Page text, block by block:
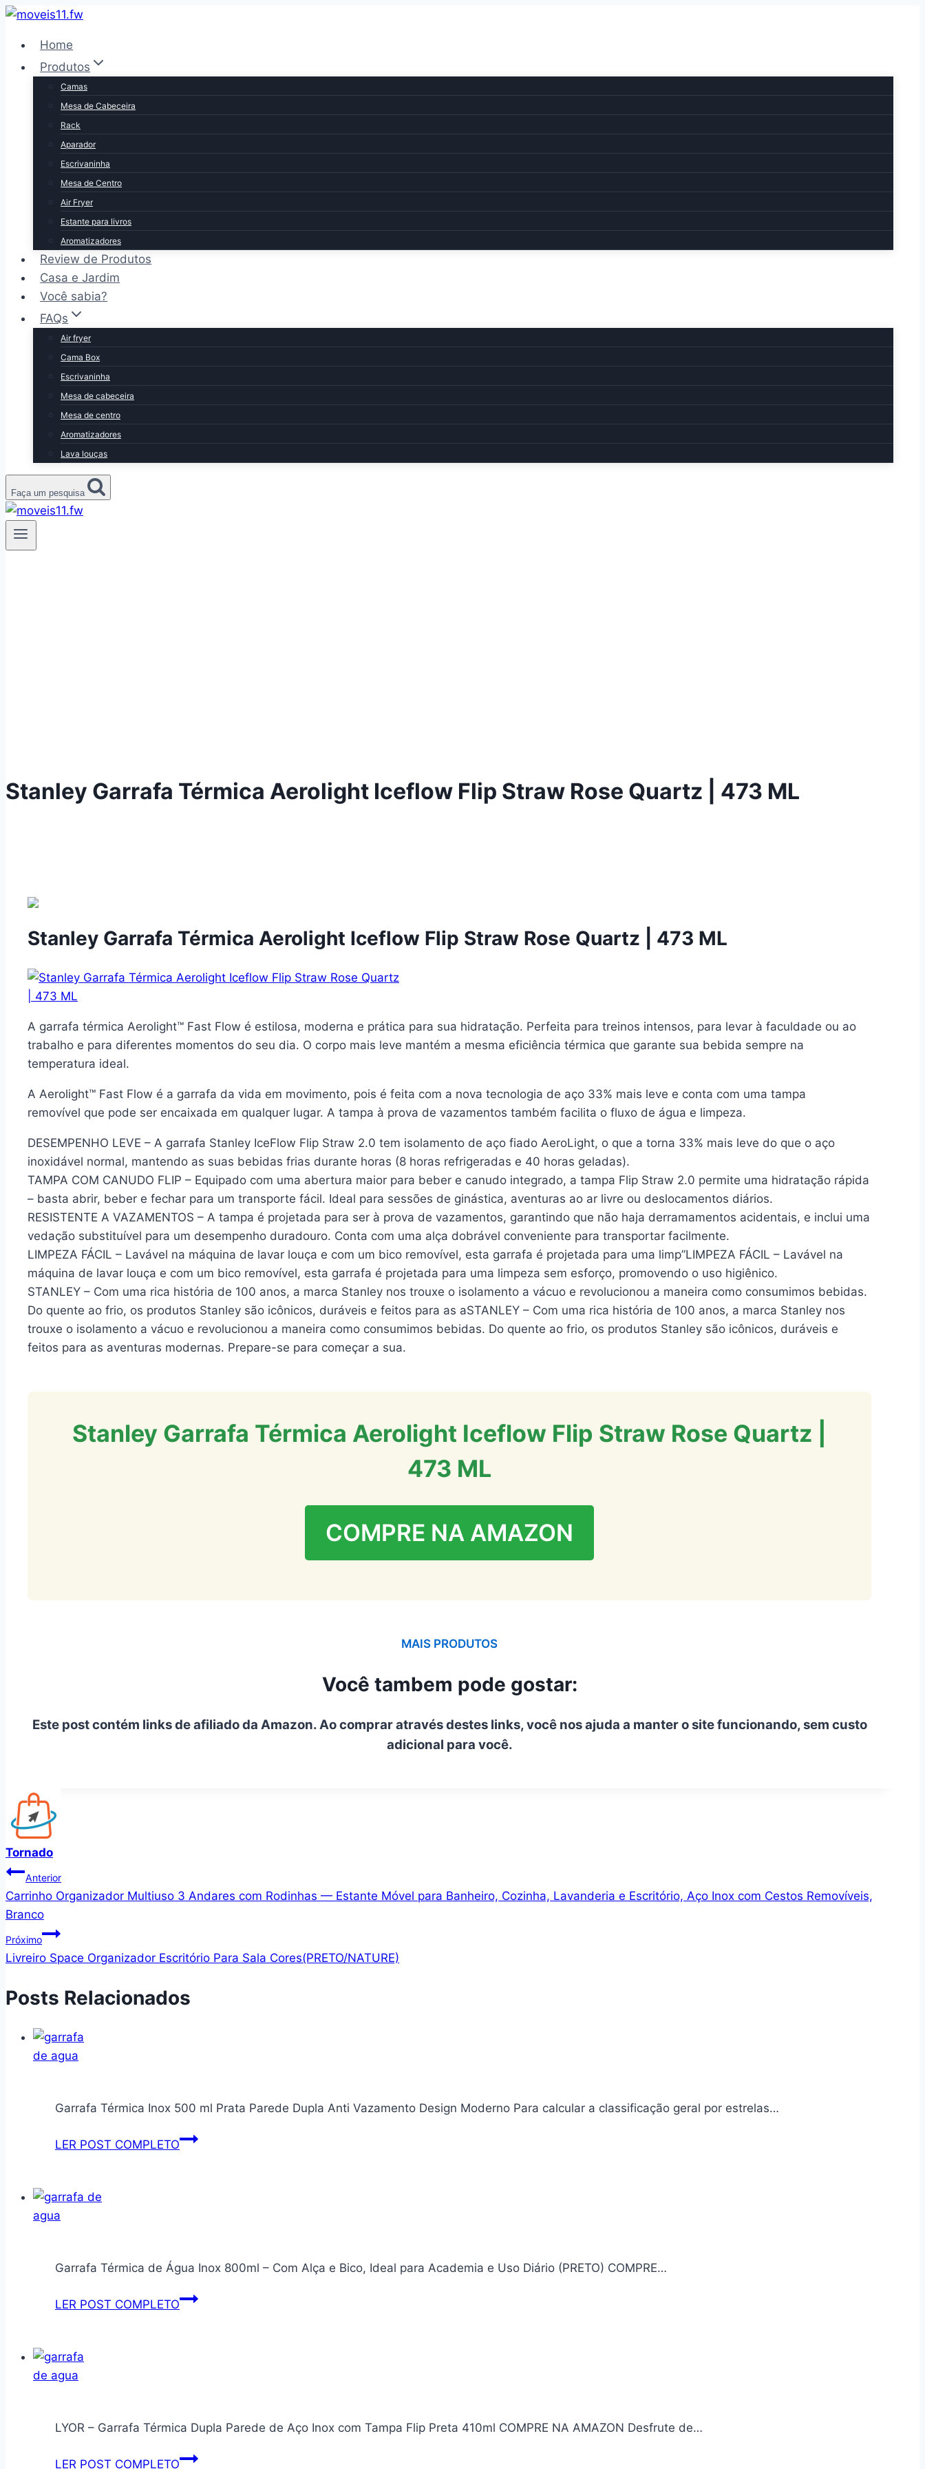
Pular
Conteúdo
Home
Produtos
Camas
Mesa de Cabeceira
Rack
Aparador
Escrivaninha
Mesa de Centro
Air Fryer
Estante para livros
Aromatizadores
Review de Produtos
Casa e Jardim
Você sabia?
FAQs
Air fryer
Cama Box
Escrivaninha
Mesa de cabeceira
Mesa de centro
Aromatizadores
Lava louças
Faça um pesquisa
Stanley Garrafa Térmica Aerolight Iceflow Flip Straw Rose Quartz | 473 ML
Stanley Garrafa Térmica Aerolight Iceflow Flip Straw Rose Quartz | 473 ML
A garrafa térmica Aerolight™ Fast Flow é estilosa, moderna e prática para sua hidratação. Perfeita para treinos intensos, para levar à faculdade ou ao
trabalho e para diferentes momentos do seu dia. O corpo mais leve mantém a mesma eficiência térmica que garante sua bebida sempre na
temperatura ideal.
A Aerolight™ Fast Flow é a garrafa da vida em movimento, pois é feita com a nova tecnologia de aço 33% mais leve e conta com uma tampa
removível que pode ser encaixada em qualquer lugar. A tampa à prova de vazamentos também facilita o fluxo de água e limpeza.
DESEMPENHO LEVE – A garrafa Stanley IceFlow Flip Straw 2.0 tem isolamento de aço fiado AeroLight, o que a torna 33% mais leve do que o aço
inoxidável normal, mantendo as suas bebidas frias durante horas (8 horas refrigeradas e 40 horas geladas).
TAMPA COM CANUDO FLIP – Equipado com uma abertura maior para beber e canudo integrado, a tampa Flip Straw 2.0 permite uma hidratação rápida
– basta abrir, beber e fechar para um transporte fácil. Ideal para sessões de ginástica, aventuras ao ar livre ou deslocamentos diários.
RESISTENTE A VAZAMENTOS – A tampa é projetada para ser à prova de vazamentos, garantindo que não haja derramamentos acidentais, e inclui uma
vedação substituível para um desempenho duradouro. Conta com uma alça dobrável conveniente para transportar facilmente.
LIMPEZA FÁCIL – Lavável na máquina de lavar louça e com um bico removível, esta garrafa é projetada para uma limp”LIMPEZA FÁCIL – Lavável na
máquina de lavar louça e com um bico removível, esta garrafa é projetada para uma limpeza sem esforço, promovendo o uso higiênico.
STANLEY – Com uma rica história de 100 anos, a marca Stanley nos trouxe o isolamento a vácuo e revolucionou a maneira como consumimos bebidas.
Do quente ao frio, os produtos Stanley são icônicos, duráveis e feitos para as aSTANLEY – Com uma rica história de 100 anos, a marca Stanley nos
trouxe o isolamento a vácuo e revolucionou a maneira como consumimos bebidas. Do quente ao frio, os produtos Stanley são icônicos, duráveis e
feitos para as aventuras modernas. Prepare-se para começar a sua.
Stanley Garrafa Térmica Aerolight Iceflow Flip Straw Rose Quartz |
473 ML
COMPRE NA AMAZON
MAIS PRODUTOS
Você tambem pode gostar:
Este post contém links de afiliado da Amazon. Ao comprar através destes links, você nos ajuda a manter o site funcionando, sem custo
adicional para você.
Tornado
Navegação
de
Post
Anterior
Carrinho Organizador Multiuso 3 Andares com Rodinhas — Estante Móvel para Banheiro, Cozinha, Lavanderia e Escritório, Aço Inox com Cestos Removíveis,
Branco
Próximo
Livreiro Space Organizador Escritório Para Sala Cores(PRETO/NATURE)
Posts Relacionados
Garrafa Térmica Inox 500 ml Prata Parede Dupla Anti Vazamento Design Moderno Para calcular a classificação geral por estrelas…
LER POST COMPLETOGarrafa
Dupla
Vazamento
Garrafa Térmica de Água Inox 800ml – Com Alça e Bico, Ideal para Academia e Uso Diário (PRETO) COMPRE…
LER POST COMPLETOGarrafa
Com
LYOR – Garrafa Térmica Dupla Parede de Aço Inox com Tampa Flip Preta 410ml COMPRE NA AMAZON Desfrute de…
LER POST COMPLETOLYOR